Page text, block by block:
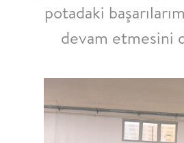
potadaki
devam etmesini